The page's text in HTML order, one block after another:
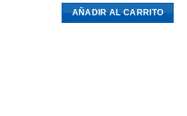
AÑADIR AL CARRITO